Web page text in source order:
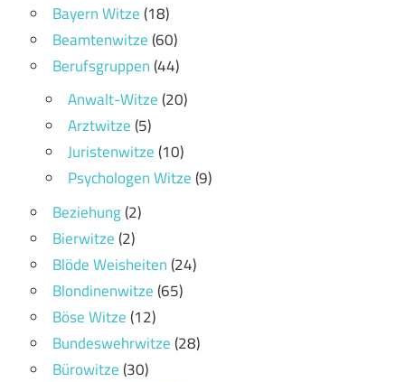
Bayern Witze(18)
Beamtenwitze(60)
Berufsgruppen(44)
Anwalt-Witze(20)
Arztwitze(5)
Juristenwitze(10)
Psychologen Witze(9)
Beziehung(2)
Bierwitze(2)
Blöde Weisheiten(24)
Blondinenwitze(65)
Böse Witze(12)
Bundeswehrwitze(28)
Bürowitze(30)